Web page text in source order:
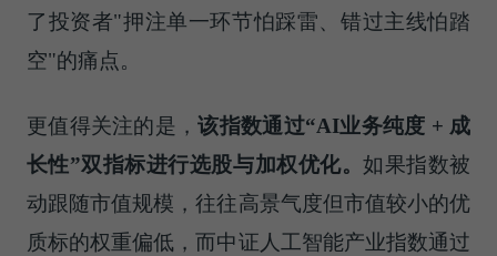
了投资者"押注单一环节怕踩雷、错过主线怕踏
空"的痛点。
更值得关注的是，该指数通过“AI业务纯度 + 成
长性”双指标进行选股与加权优化。如果指数被
动跟随市值规模，往往高景气度但市值较小的优
质标的权重偏低，而中证人工智能产业指数通过